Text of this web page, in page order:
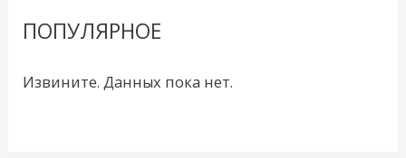
ПОПУЛЯРНОЕ
Извините. Данных пока нет.